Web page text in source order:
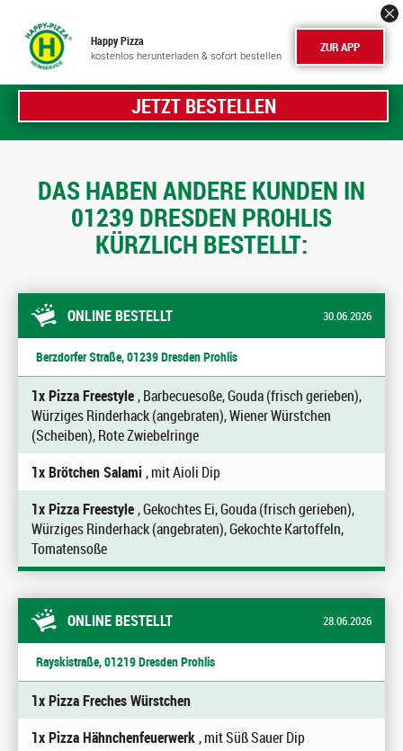
Happy Pizza
kostenlos herunterladen & sofort bestellen ZUR APP
JETZT BESTELLEN
DAS HABEN ANDERE KUNDEN IN
01239 DRESDEN PROHLIS
KÜRZLICH BESTELLT:
ONLINE BESTELLT 30.06.2026
Berzdorfer Straße, 01239 Dresden Prohlis
1x Pizza Freestyle, Barbecuesoße, Gouda (frisch gerieben),
Würziges Rinderhack (angebraten), Wiener Würstchen
(Scheiben), Rote Zwiebelringe
1x Brötchen Salami , mit Aioli Dip
1x Pizza Freestyle, Gekochtes Ei, Gouda (frisch gerieben),
Würziges Rinderhack (angebraten), Gekochte Kartoffeln,
Tomatensoße
ONLINE BESTELLT 28.06.2026
Rayskistraße, 01219 Dresden Prohlis
1x Pizza Freches Würstchen
1x Pizza Hähnchenfeuerwerk, mit Süß Sauer Dip